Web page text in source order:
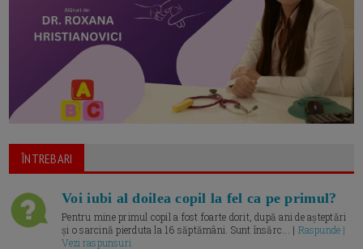
ÎNTREBARI
Voi iubi al doilea copil la fel ca pe primul?
Pentru mine primul copil a fost foarte dorit, după ani de așteptări
și o sarcină pierduta la 16 săptămâni. Sunt însărc... | Raspunde |
Vezi raspunsuri